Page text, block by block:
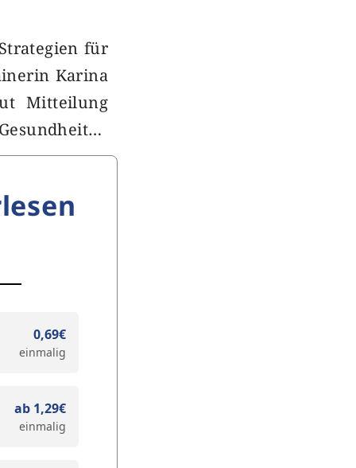
für
Karina
Mitteilung
0,69€
einmalig
ab 1,29€
einmalig